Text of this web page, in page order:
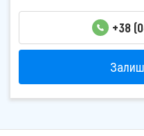
+38